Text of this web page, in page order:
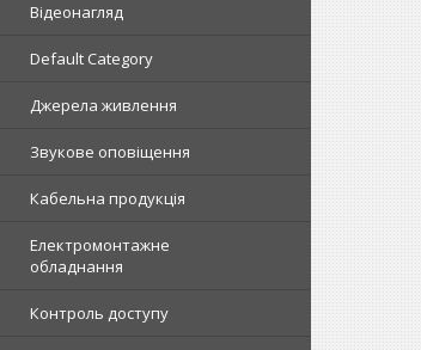
Відеонагляд
Default Category
Джерела живлення
Звукове оповіщення
Кабельна продукція
Електромонтажне
обладнання
Контроль доступу